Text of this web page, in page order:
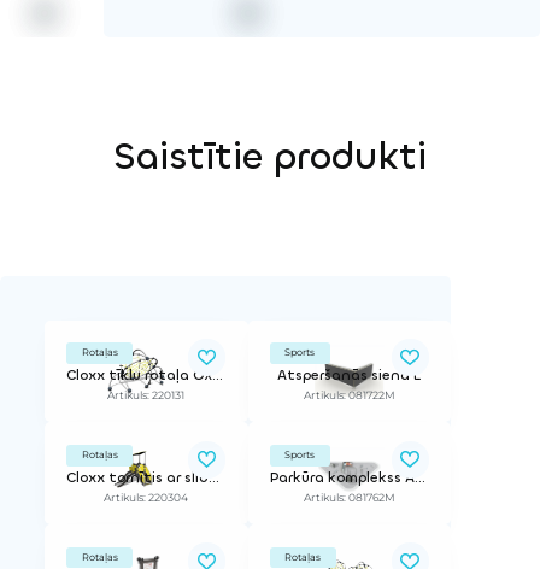
Saistītie produkti
Rotaļas
Cloxx tīklu rotaļa Oxygen
Artikuls: 220131
Sports
Atsperšanās siena L
Artikuls: 081722M
Rotaļas
Cloxx tornītis ar slidkalniņu
Artikuls: 220304
Sports
Parkūra komplekss Atspērieni un precizitāte
Artikuls: 081762M
Rotaļas Rotaļas